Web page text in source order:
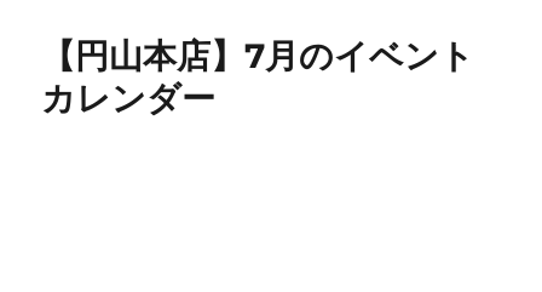
【円山本店】7月のイベント
カレンダー